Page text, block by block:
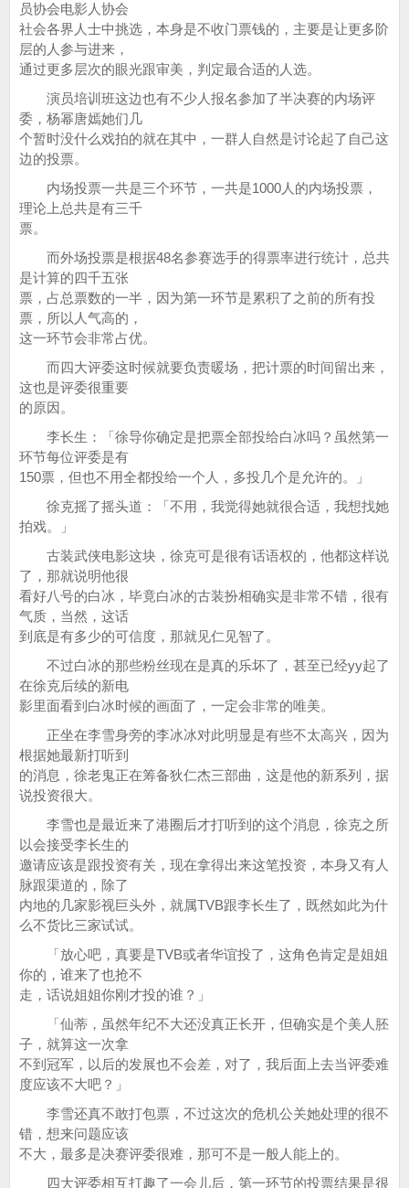
员协会电影人协会
社会各界人士中挑选，本身是不收门票钱的，主要是让更多阶
层的人参与进来，
通过更多层次的眼光跟审美，判定最合适的人选。
演员培训班这边也有不少人报名参加了半决赛的内场评
委，杨幂唐嫣她们几
个暂时没什么戏拍的就在其中，一群人自然是讨论起了自己这
边的投票。
内场投票一共是三个环节，一共是1000人的内场投票，
理论上总共是有三千
票。
而外场投票是根据48名参赛选手的得票率进行统计，总共
是计算的四千五张
票，占总票数的一半，因为第一环节是累积了之前的所有投
票，所以人气高的，
这一环节会非常占优。
而四大评委这时候就要负责暖场，把计票的时间留出来，
这也是评委很重要
的原因。
李长生：「徐导你确定是把票全部投给白冰吗？虽然第一
环节每位评委是有
150票，但也不用全都投给一个人，多投几个是允许的。」
徐克摇了摇头道：「不用，我觉得她就很合适，我想找她
拍戏。」
古装武侠电影这块，徐克可是很有话语权的，他都这样说
了，那就说明他很
看好八号的白冰，毕竟白冰的古装扮相确实是非常不错，很有
气质，当然，这话
到底是有多少的可信度，那就见仁见智了。
不过白冰的那些粉丝现在是真的乐坏了，甚至已经yy起了
在徐克后续的新电
影里面看到白冰时候的画面了，一定会非常的唯美。
正坐在李雪身旁的李冰冰对此明显是有些不太高兴，因为
根据她最新打听到
的消息，徐老鬼正在筹备狄仁杰三部曲，这是他的新系列，据
说投资很大。
李雪也是最近来了港圈后才打听到的这个消息，徐克之所
以会接受李长生的
邀请应该是跟投资有关，现在拿得出来这笔投资，本身又有人
脉跟渠道的，除了
内地的几家影视巨头外，就属TVB跟李长生了，既然如此为什
么不货比三家试试。
「放心吧，真要是TVB或者华谊投了，这角色肯定是姐姐
你的，谁来了也抢不
走，话说姐姐你刚才投的谁？」
「仙蒂，虽然年纪不大还没真正长开，但确实是个美人胚
子，就算这一次拿
不到冠军，以后的发展也不会差，对了，我后面上去当评委难
度应该不大吧？」
李雪还真不敢打包票，不过这次的危机公关她处理的很不
错，想来问题应该
不大，最多是决赛评委很难，那可不是一般人能上的。
四大评委相互打趣了一会儿后，第一环节的投票结果是很